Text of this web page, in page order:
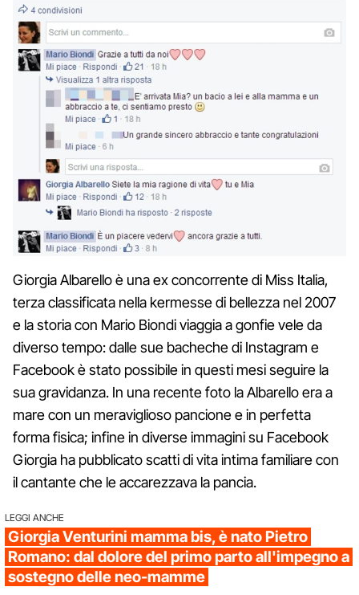
Giorgia Albarello è una ex concorrente di Miss Italia,
terza classificata nella kermesse di bellezza nel 2007
e la storia con Mario Biondi viaggia a gonfie vele da
diverso tempo: dalle sue bacheche di Instagram e
Facebook è stato possibile in questi mesi seguire la
sua gravidanza. In una recente foto la Albarello era a
mare con un meraviglioso pancione e in perfetta
forma fisica; infine in diverse immagini su Facebook
Giorgia ha pubblicato scatti di vita intima familiare con
il cantante che le accarezzava la pancia.
LEGGI ANCHE
Giorgia Venturini mamma bis, è nato Pietro
Romano: dal dolore del primo parto all'impegno a
sostegno delle neo-mamme